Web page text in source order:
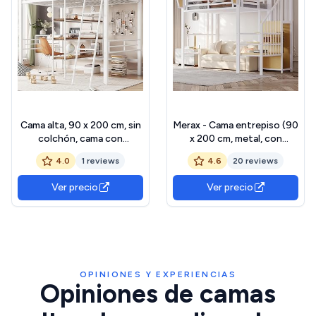
Cama alta, 90 x 200 cm, sin
colchón, cama con
escritorio, varios estantes,
barandilla, escalera, marco
de hierro (blanco)
4.0 1 reviews
Ver precio
Merax - Cama entrepiso (90
x 200 cm, metal, con
escalera segura, estante de
almacenamiento extraíble,
cama elevada, para
adultos/niño, color blanco
4.6 20 reviews
Ver precio
OPINIONES Y EXPERIENCIAS
Opiniones de camas